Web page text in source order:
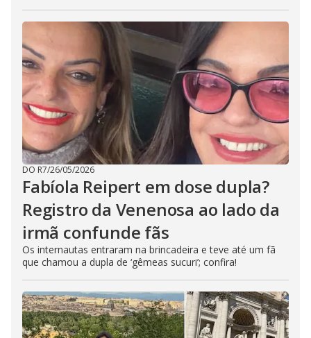
DO R7/26/05/2026
Fabíola Reipert em dose dupla?
Registro da Venenosa ao lado da
irmã confunde fãs
Os internautas entraram na brincadeira e teve até um fã
que chamou a dupla de ‘gêmeas sucuri’; confira!